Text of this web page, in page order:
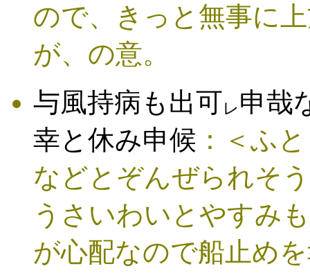
ので、きっと無事に
が、の意。
与風持病も出可レ 申哉
幸と休み申候 ：＜ふ
などとぞんぜられそ
うさいわいとやすみ
が心配なので船止め